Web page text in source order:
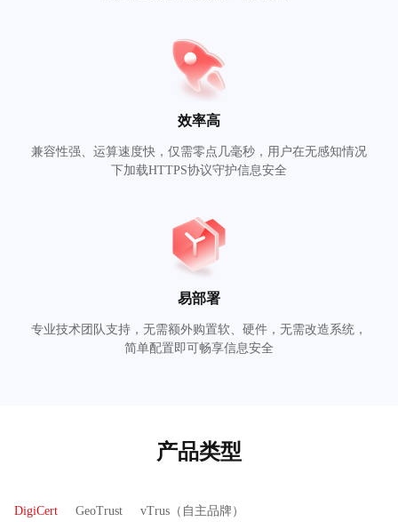
效率高
兼容性强、运算速度快，仅需零点几毫秒，用户在无感知情况
下加载HTTPS协议守护信息安全
易部署
专业技术团队支持，无需额外购置软、硬件，无需改造系统，
简单配置即可畅享信息安全
产品类型
DigiCert GeoTrust vTrus（自主品牌）